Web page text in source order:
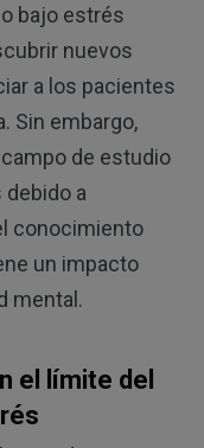
bajo estrés
nuevos
a los pacientes
Sin embargo,
de estudio
a
conocimiento
un impacto
mental.
el límite del